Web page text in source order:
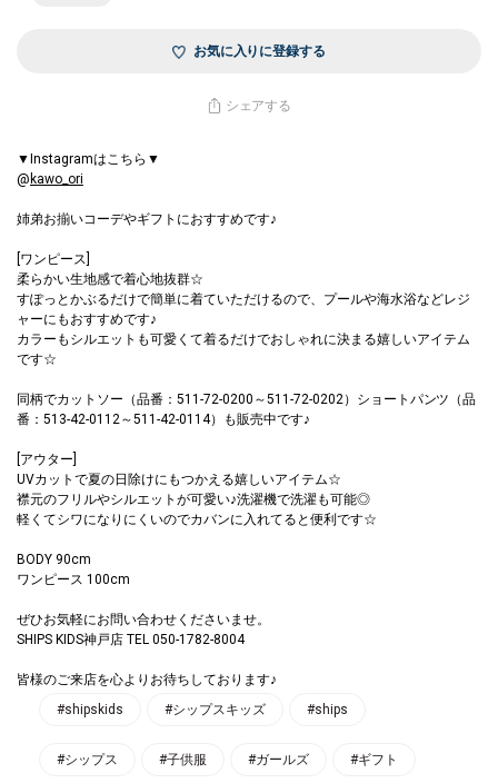
お気に入りに登録する
シェアする
▼Instagramはこちら▼
@ kawo_ori
姉弟お揃いコーデやギフトにおすすめです♪
[ワンピース]
柔らかい生地感で着心地抜群☆
すぽっとかぶるだけで簡単に着ていただけるので、プールや海水浴などレジ
ャーにもおすすめです♪
カラーもシルエットも可愛くて着るだけでおしゃれに決まる嬉しいアイテム
です☆
同柄でカットソー（品番：511-72-0200～511-72-0202）ショートパンツ（品
番：513-42-0112～511-42-0114）も販売中です♪
[アウター]
UVカットで夏の日除けにもつかえる嬉しいアイテム☆
襟元のフリルやシルエットが可愛い♪洗濯機で洗濯も可能◎
軽くてシワになりにくいのでカバンに入れてると便利です☆
BODY 90cm
ワンピース 100cm
ぜひお気軽にお問い合わせくださいませ。
SHIPS KIDS神戸店 TEL 050-1782-8004
皆様のご来店を心よりお待ちしております♪
#shipskids
#シップスキッズ #ships
#シップス #子供服 #ガールズ #ギフト